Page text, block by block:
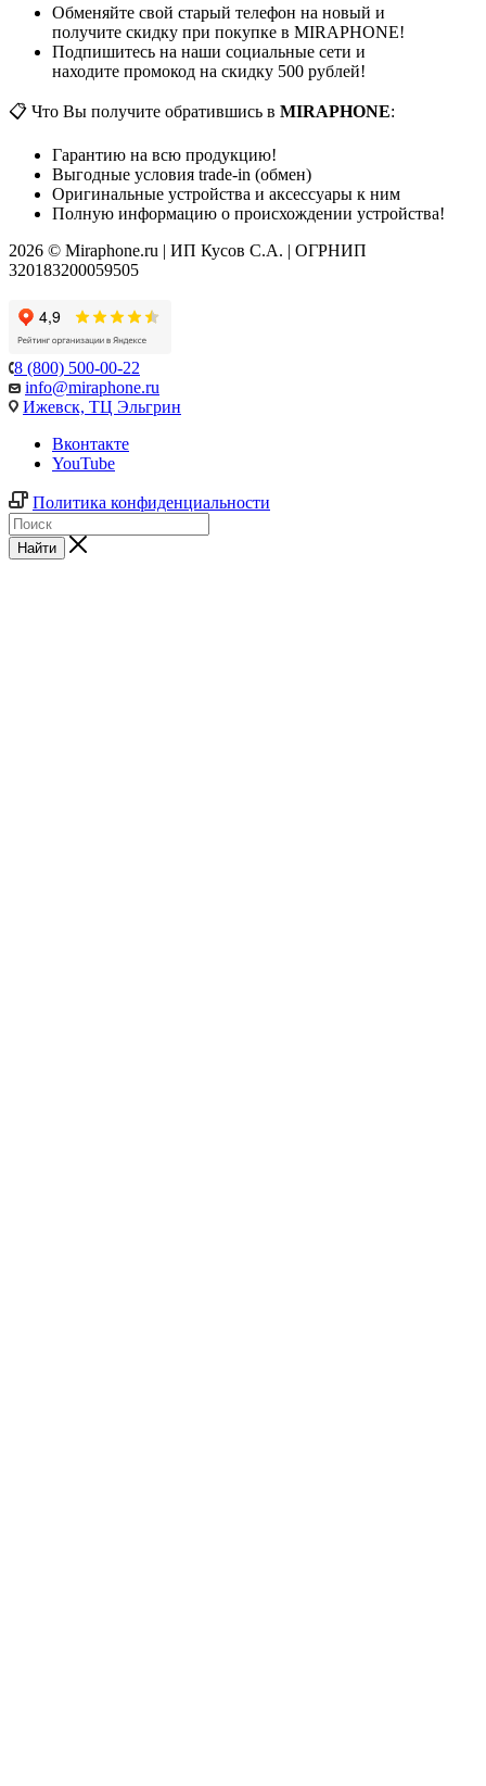
Обменяйте свой старый телефон на новый и
получите скидку при покупке в MIRAPHONE!
Подпишитесь на наши социальные сети и
находите промокод на скидку 500 рублей!
📋 Что Вы получите обратившись в MIRAPHONE:
Гарантию на всю продукцию!
Выгодные условия trade-in (обмен)
Оригинальные устройства и аксессуары к ним
Полную информацию о происхождении устройства!
2026 © Miraphone.ru | ИП Кусов С.А. | ОГРНИП
320183200059505
8 (800) 500-00-22
info@miraphone.ru
Ижевск, ТЦ Эльгрин
Вконтакте
YouTube
Политика конфиденциальности
Найти